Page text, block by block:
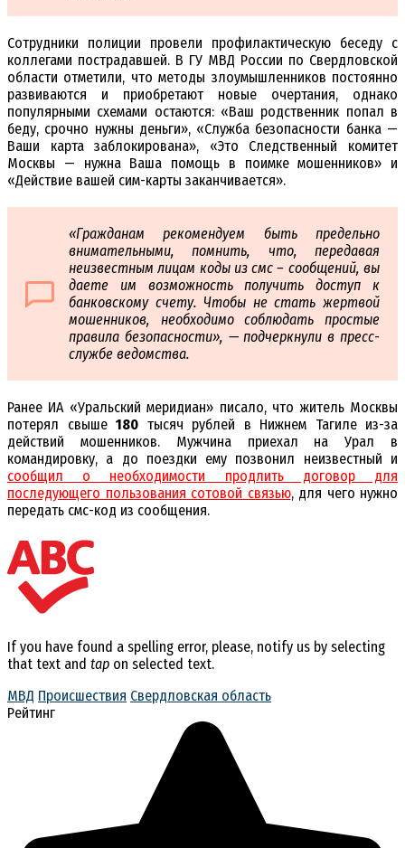
Сотрудники полиции провели профилактическую беседу с
коллегами пострадавшей. В ГУ МВД России по Свердловской
области отметили, что методы злоумышленников постоянно
развиваются и приобретают новые очертания, однако
популярными схемами остаются: «Ваш родственник попал в
беду, срочно нужны деньги», «Служба безопасности банка —
Ваши карта заблокирована», «Это Следственный комитет
Москвы — нужна Ваша помощь в поимке мошенников» и
«Действие вашей сим-карты заканчивается».
«Гражданам рекомендуем быть предельно
внимательными, помнить, что, передавая
неизвестным лицам коды из смс – сообщений, вы
даете им возможность получить доступ к
банковскому счету. Чтобы не стать жертвой
мошенников, необходимо соблюдать простые
правила безопасности», — подчеркнули в пресс-
службе ведомства.
Ранее ИА «Уральский меридиан» писало, что житель Москвы
потерял свыше 180 тысяч рублей в Нижнем Тагиле из-за
действий мошенников. Мужчина приехал на Урал в
командировку, а до поездки ему позвонил неизвестный и
сообщил о необходимости продлить договор для
последующего пользования сотовой связью, для чего нужно
передать смс-код из сообщения.
If you have found a spelling error, please, notify us by selecting
that text and tap on selected text.
МВД Происшествия Свердловская область
Рейтинг